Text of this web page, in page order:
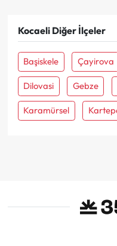
Kocaeli Diğer İlçeler
Başiskele Çayirova
Dilovasi Gebze
Karamürsel